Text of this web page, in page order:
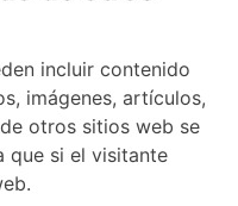
incluir contenido
imágenes, artículos,
otros sitios web se
que si el visitante